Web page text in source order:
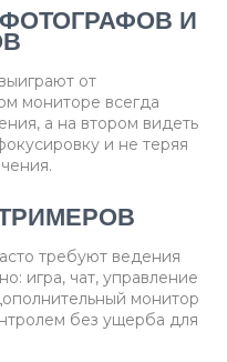
И
от
мониторе всегда
а на втором видеть
и не теряя
требуют ведения
игра, чат, управление
монитор
без ущерба для